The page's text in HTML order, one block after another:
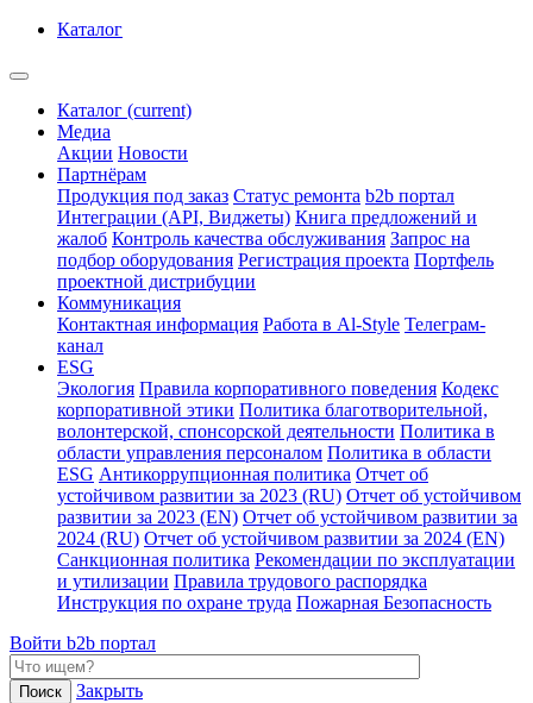
Каталог
Каталог (current)
Медиа
Акции Новости
Партнёрам
Продукция под заказ Статус ремонта b2b портал
Интеграции (API, Виджеты) Книга предложений и
жалоб Контроль качества обслуживания Запрос на
подбор оборудования Регистрация проекта Портфель
проектной дистрибуции
Коммуникация
Контактная информация Работа в Al-Style Телеграм-
канал
ESG
Экология Правила корпоративного поведения Кодекс
корпоративной этики Политика благотворительной,
волонтерской, спонсорской деятельности Политика в
области управления персоналом Политика в области
ESG Антикоррупционная политика Отчет об
устойчивом развитии за 2023 (RU) Отчет об устойчивом
развитии за 2023 (EN) Отчет об устойчивом развитии за
2024 (RU) Отчет об устойчивом развитии за 2024 (EN)
Санкционная политика Рекомендации по эксплуатации
и утилизации Правила трудового распорядка
Инструкция по охране труда Пожарная Безопасность
Войти b2b портал
Закрыть